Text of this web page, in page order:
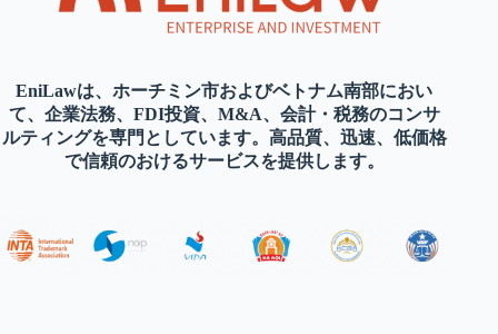
EniLawは、ホーチミン市およびベトナム南部におい
て、企業法務、FDI投資、M&A、会計・税務のコンサ
ルティングを専門としています。高品質、迅速、低価格
で信頼のおけるサービスを提供します。